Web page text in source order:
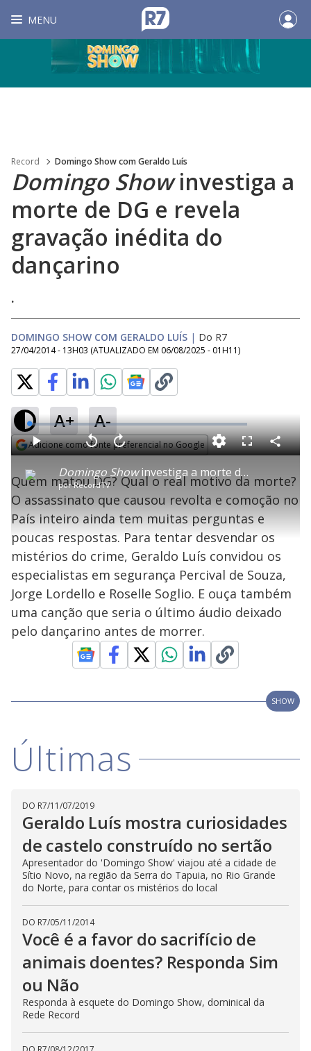
MENU
Record Domingo Show com Geraldo Luís
Domingo Showinvestiga a
morte de DG e revela
gravação inédita do
dançarino
.
DOMINGO SHOW COM GERALDO LUÍS | Do R7
27/04/2014 - 13H03 (ATUALIZADO EM 06/08/2025 - 01H11)
A+ A-
Adicione como fonte preferencial no Google
P
l
a
y
V
i
e
o
Domingo Showinvestiga a morte de DG e revela gravação inédita do dançarino
porRecordTV
P V
t
a
r
0
e
g
n
d
s
A
a
n
1
u
n
o
M
u
d
o
L
o
a
d
e
:
0
.
2
8
%
F
l
s
c
e
n
C
o
a
r
i
l
Quem matou DG? Qual o real motivo da morte?
O assassinato que causou revolta e comoção no
País inteiro ainda tem muitas perguntas e
poucas respostas. Para tentar desvendar os
mistérios do crime, Geraldo Luís convidou os
especialistas em segurança Percival de Souza,
Jorge Lordello e Roselle Soglio. E ouça também
uma canção que seria o último áudio deixado
pelo dançarino antes de morrer.
SHOW
Últimas
DO R7/11/07/2019
Geraldo Luís mostra curiosidades
de castelo construído no sertão
Apresentador do 'Domingo Show' viajou até a cidade de
Sítio Novo, na região da Serra do Tapuia, no Rio Grande
do Norte, para contar os mistérios do local
DO R7/05/11/2014
Você é a favor do sacrifício de
animais doentes? Responda Sim
ou Não
Responda à esquete do Domingo Show, dominical da
Rede Record